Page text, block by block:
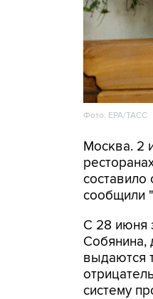
Фото: ЕРА/ТАСС
Москва. 2
сообщили
С 28 июня
Собянина,
выдаются
систему